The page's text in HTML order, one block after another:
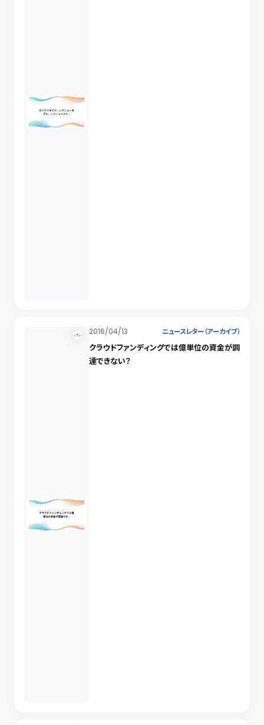
2016/04/13 ニュースレター（アーカイブ）
クラウドファンディングでは億単位の資金が調
達できない？